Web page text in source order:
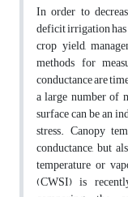
In order to
deficit irrigation has
crop yield,
methods for
conductance are
a large number of
surface can be an
stress. Canopy
conductance, but
temperature or
(CWSI) is